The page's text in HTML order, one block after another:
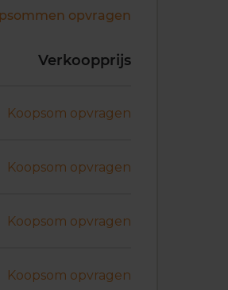
opvragen
Verkoopprijs
Koopsom opvragen
Koopsom opvragen
Koopsom opvragen
Koopsom opvragen